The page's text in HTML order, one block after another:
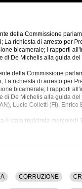
della Commissione
La richiesta di arresto per
bicamerale; I rapporti
di De Michelis alla guida
della Commissione
La richiesta di arresto per
bicamerale; I rapporti
di De Michelis alla guida
Lucio Colletti (FI), Enrico
è stata registrata mercoledì
dell'intervista sono stati
Ferrara, Forza Italia,
audio ha una durata
CORRUZIONE